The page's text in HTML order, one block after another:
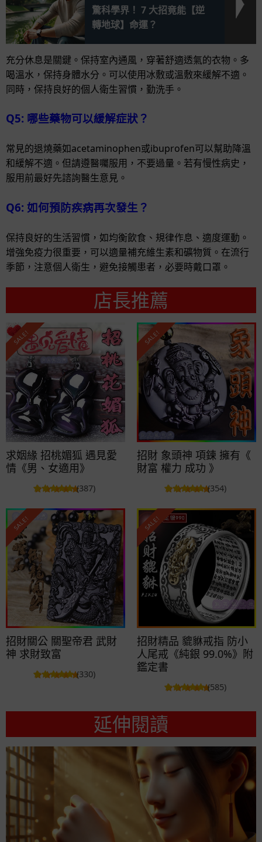
驚科學界！ 7 大招竟能【逆
轉地球】命運？
充分休息是關鍵。保持室內通風，穿著舒適透氣的衣物。多
喝溫水，保持身體水分。可以使用冰敷或溫敷來緩解不適。
同時，保持良好的個人衛生習慣，勤洗手。
Q5: 哪些藥物可以緩解症狀？
常見的退燒藥如acetaminophen或ibuprofen可以幫助降溫
和緩解不適。但請遵醫囑服用，不要過量。若有慢性病史，
服用前最好先諮詢醫生意見。
Q6: 如何預防疾病再次發生？
保持良好的生活習慣，如均衡飲食、規律作息、適度運動。
增強免疫力很重要，可以適量補充維生素和礦物質。在流行
季節，注意個人衛生，避免接觸患者，必要時戴口罩。
店長推薦
SALE!
求姻緣 招桃媚狐 遇見愛
情《男、女適用》
(387)
SALE!
招財 象頭神 項鍊 擁有《
財富 權力 成功 》
(354)
SALE!
招財關公 關聖帝君 武財
神 求財致富
(330)
SALE!
招財精品 貔貅戒指 防小
人尾戒《純銀 99.0%》附
鑑定書
(585)
延伸閱讀